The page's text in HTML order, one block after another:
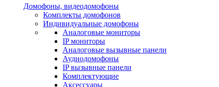
Домофоны, видеодомофоны
Комплекты домофонов
Индивидуальные домофоны
Аналоговые мониторы
IP мониторы
Аналоговые вызывные панели
Аудиодомофоны
IP вызывные панели
Комплектующие
Аксессуары